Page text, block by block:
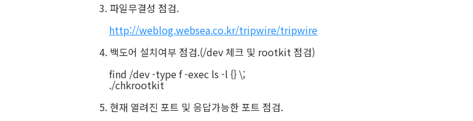
3. 파일무결성 점검.
http://weblog.websea.co.kr/tripwire/tripwire
4. 백도어 설치여부 점검.(/dev 체크 및 rootkit 점검)
find /dev -type f -exec ls -l {} \;
./chkrootkit
5. 현재 열려진 포트 및 응답가능한 포트 점검.